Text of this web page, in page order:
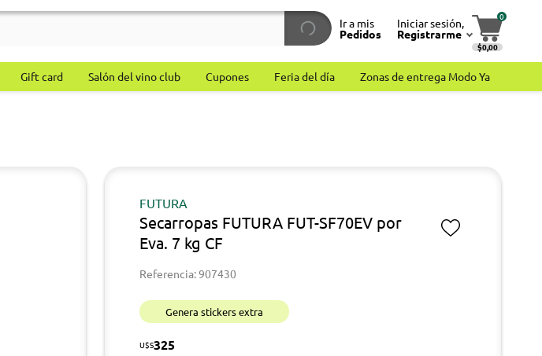
Ir a mis
Pedidos
Iniciar sesión,
Registrarme
0
$0,00
Gift card Salón del vino club Cupones Feria del día Zonas de entrega Modo Ya
FUTURA
Secarropas FUTURA FUT-SF70EV por
Eva. 7 kg CF
Referencia: 907430
Genera stickers extra
U$S325